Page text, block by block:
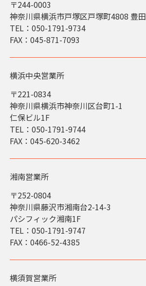
〒244-0003
神奈川県横浜市戸塚区戸塚町4808 豊
TEL：050-1791-9734
FAX：045-871-7093
横浜中央営業所
〒221-0834
神奈川県横浜市神奈川区台町1-1
仁保ビル1F
TEL：050-1791-9744
FAX：045-620-3462
湘南営業所
〒252-0804
神奈川県藤沢市湘南台2-14-3
パシフィック湘南1F
TEL：050-1791-9747
FAX：0466-52-4385
横須賀営業所